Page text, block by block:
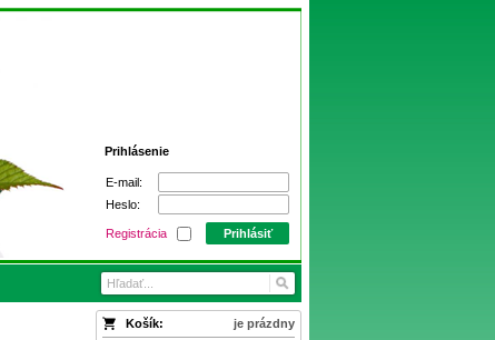
Prihlásenie
E-mail:
Heslo:
Registrácia Prihlásiť
Košík: je prázdny